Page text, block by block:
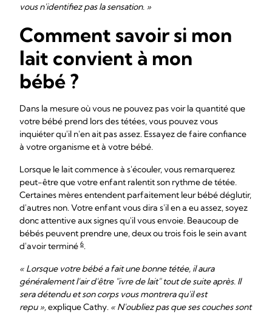
vous n'identifiez pas la sensation. »
Comment savoir si mon
lait convient à mon
bébé ?
Dans la mesure où vous ne pouvez pas voir la quantité que
votre bébé prend lors des tétées, vous pouvez vous
inquiéter qu'il n'en ait pas assez. Essayez de faire confiance
à votre organisme et à votre bébé.
Lorsque le lait commence à s'écouler, vous remarquerez
peut-être que votre enfant ralentit son rythme de tétée.
Certaines mères entendent parfaitement leur bébé déglutir,
d'autres non. Votre enfant vous dira s'il en a eu assez, soyez
donc attentive aux signes qu'il vous envoie. Beaucoup de
bébés peuvent prendre une, deux ou trois fois le sein avant
d'avoir terminé 6.
« Lorsque votre bébé a fait une bonne tétée, il aura
généralement l'air d'être "ivre de lait" tout de suite après. Il
sera détendu et son corps vous montrera qu'il est
repu »,explique Cathy. « N'oubliez pas que ses couches sont